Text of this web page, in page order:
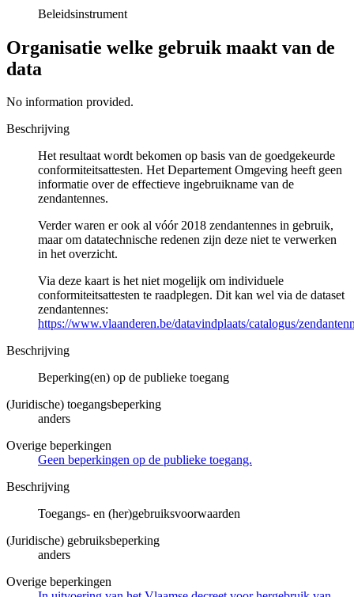
Beleidsinstrument
Organisatie welke gebruik maakt van de
data
No information provided.
Beschrijving
Het resultaat wordt bekomen op basis van de goedgekeurde
conformiteitsattesten. Het Departement Omgeving heeft geen
informatie over de effectieve ingebruikname van de
zendantennes.
Verder waren er ook al vóór 2018 zendantennes in gebruik,
maar om datatechnische redenen zijn deze niet te verwerken
in het overzicht.
Via deze kaart is het niet mogelijk om individuele
conformiteitsattesten te raadplegen. Dit kan wel via de dataset
zendantennes:
https://www.vlaanderen.be/datavindplaats/catalogus/
Beschrijving
Beperking(en) op de publieke toegang
(Juridische) toegangsbeperking
anders
Overige beperkingen
Geen beperkingen op de publieke toegang.
Beschrijving
Toegangs- en (her)gebruiksvoorwaarden
(Juridische) gebruiksbeperking
anders
Overige beperkingen